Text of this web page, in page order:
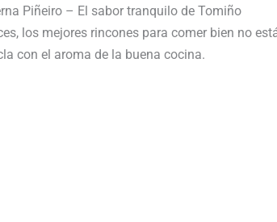
Piñeiro – El sabor tranquilo de Tomiño
los mejores rincones para comer bien no
con el aroma de la buena cocina.